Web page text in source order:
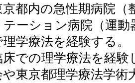
京都内の急性期病院（
テーション病院（運
理学療法を経験する。
床での理学療法を経験
や東京都理学療法学術